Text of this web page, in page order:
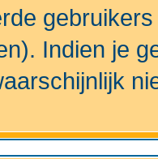
Indien je